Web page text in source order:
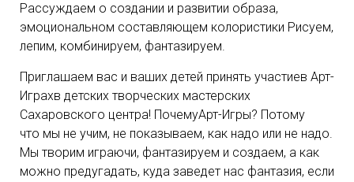
Рассуждаем о создании и развитии образа,
эмоциональном составляющем колористики Рисуем,
лепим, комбинируем, фантазируем.
Приглашаем вас и ваших детей принять участиев Арт-
Играхв детских творческих мастерских
Сахаровского центра! ПочемуАрт-Игры? Потому
что мы не учим, не показываем, как надо или не надо.
Мы творим играючи, фантазируем и создаем, а как
можно предугадать, куда заведет нас фантазия, если